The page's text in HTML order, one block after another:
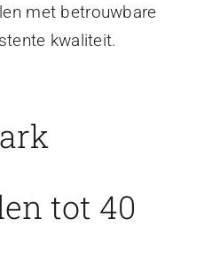
met betrouwbare
kwaliteit.
tot 40